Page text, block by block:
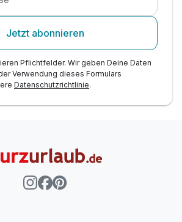
Jetzt abonnieren
Pflichtfelder. Wir geben Deine Daten
Verwendung dieses Formulars
Datenschutzrichtlinie.